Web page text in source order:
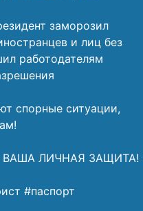
заморозил
и лиц без
работодателям
спорные ситуации,
ЛИЧНАЯ ЗАЩИТА!
#паспорт